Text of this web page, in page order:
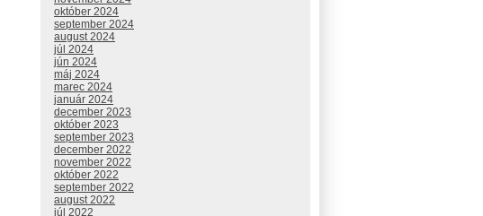
október 2024
september 2024
august 2024
júl 2024
jún 2024
máj 2024
marec 2024
január 2024
december 2023
október 2023
september 2023
december 2022
november 2022
október 2022
september 2022
august 2022
júl 2022